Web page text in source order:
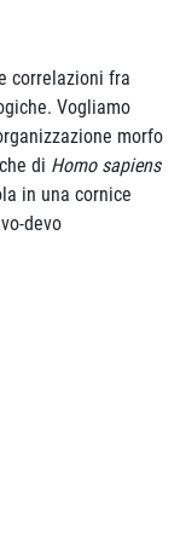
correlazioni fra
Vogliamo
morfo
di Homo sapiens
in una cornice
devo